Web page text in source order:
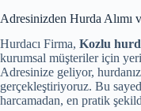
Adresinizden Hurda Alımı
Hurdacı Firma, Kozlu
kurumsal müşteriler için
Adresinize geliyor,
gerçekleştiriyoruz. Bu
harcamadan, en pratik